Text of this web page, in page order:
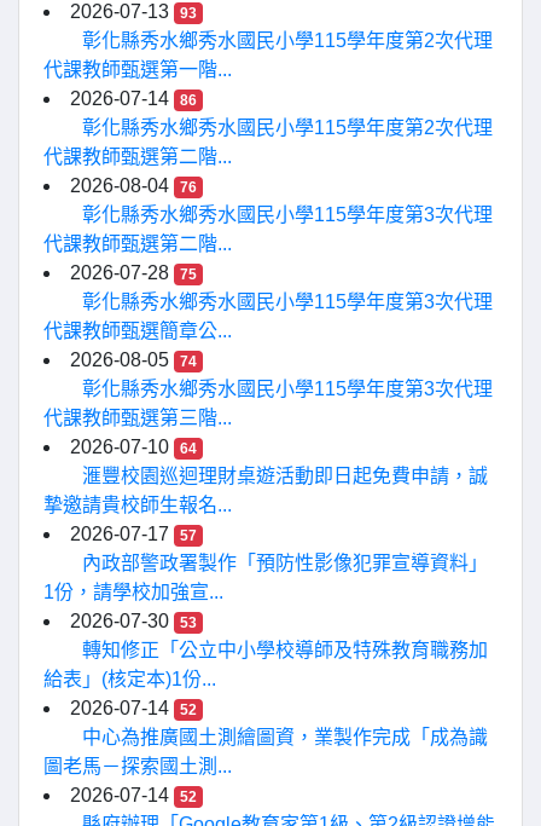
2026-07-13
93
彰化縣秀水鄉秀水國民小學115學年度第2次代理
代課教師甄選第一階...
2026-07-14
86
彰化縣秀水鄉秀水國民小學115學年度第2次代理
代課教師甄選第二階...
2026-08-04
76
彰化縣秀水鄉秀水國民小學115學年度第3次代理
代課教師甄選第二階...
2026-07-28
75
彰化縣秀水鄉秀水國民小學115學年度第3次代理
代課教師甄選簡章公...
2026-08-05
74
彰化縣秀水鄉秀水國民小學115學年度第3次代理
代課教師甄選第三階...
2026-07-10
64
滙豐校園巡迴理財桌遊活動即日起免費申請，誠
摯邀請貴校師生報名...
2026-07-17
57
內政部警政署製作「預防性影像犯罪宣導資料」
1份，請學校加強宣...
2026-07-30
53
轉知修正「公立中小學校導師及特殊教育職務加
給表」(核定本)1份...
2026-07-14
52
中心為推廣國土測繪圖資，業製作完成「成為識
圖老馬－探索國土測...
2026-07-14
52